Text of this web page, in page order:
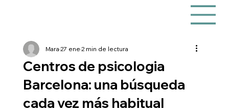
Centros de psicologia
Barcelona: una búsqueda
cada vez más habitual
Mara27 ene2 min de lectura